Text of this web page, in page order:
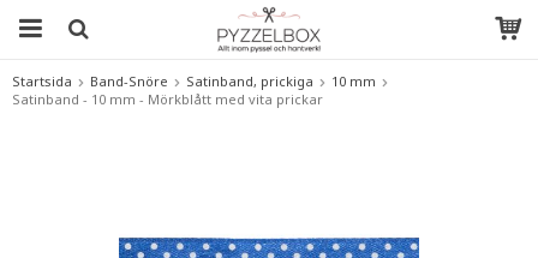
Startsida Band-Snöre Satinband, prickiga
10 mm
Satinband - 10 mm - Mörkblått med vita prickar